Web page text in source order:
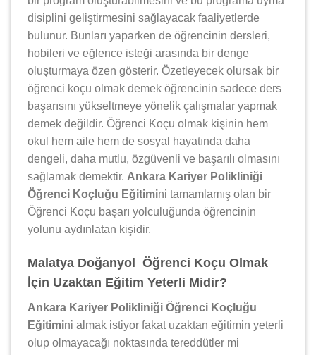
disiplini geliştirmesini sağlayacak faaliyetlerde
bulunur. Bunları yaparken de öğrencinin dersleri,
hobileri ve eğlence isteği arasında bir denge
oluşturmaya özen gösterir. Özetleyecek olursak bir
öğrenci koçu olmak demek öğrencinin sadece ders
başarısını yükseltmeye yönelik çalışmalar yapmak
demek değildir. Öğrenci Koçu olmak kişinin hem
okul hem aile hem de sosyal hayatında daha
dengeli, daha mutlu, özgüvenli ve başarılı olmasını
sağlamak demektir. Ankara Kariyer Polikliniği
Öğrenci Koçluğu Eğitimini tamamlamış olan bir
Öğrenci Koçu başarı yolculuğunda öğrencinin
yolunu aydınlatan kişidir.
Malatya Doğanyol Öğrenci Koçu Olmak
İçin Uzaktan Eğitim Yeterli Midir?
Ankara Kariyer Polikliniği Öğrenci Koçluğu
Eğitimini almak istiyor fakat uzaktan eğitimin yeterli
olup olmayacağı noktasında tereddütler mi